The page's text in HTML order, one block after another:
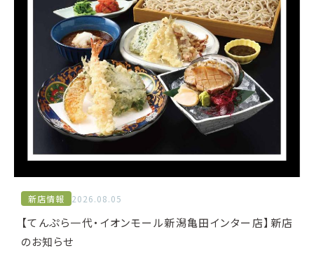
新店情報 2026.08.05
【てんぷら一代・イオンモール新潟亀田インター店】新店
のお知らせ